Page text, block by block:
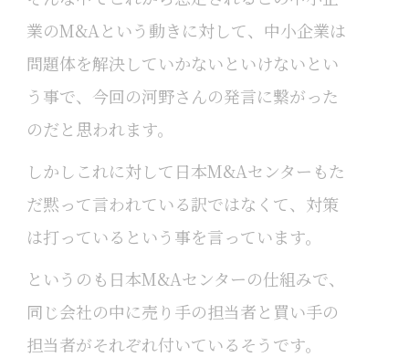
業のM&Aという動きに対して、中小企業は
問題体を解決していかないといけないとい
う事で、今回の河野さんの発言に繋がった
のだと思われます。
しかしこれに対して日本M&Aセンターもた
だ黙って言われている訳ではなくて、対策
は打っているという事を言っています。
というのも日本M&Aセンターの仕組みで、
同じ会社の中に売り手の担当者と買い手の
担当者がそれぞれ付いているそうです。